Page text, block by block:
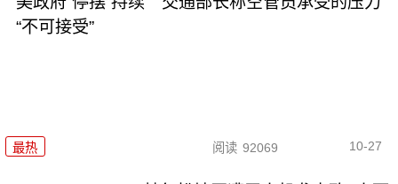
“不可接受”
最热 阅读 92069 10-27